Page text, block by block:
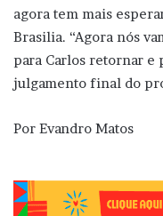
agora tem mais
Brasilia. “Agora nós
para Carlos retornar e
julgamento final do
Por Evandro Matos